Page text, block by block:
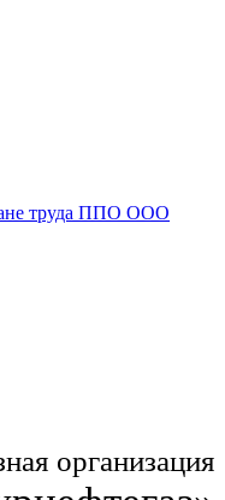
труда ППО ООО
организация